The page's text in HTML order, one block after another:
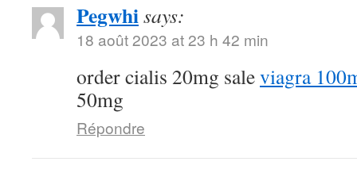
Pegwhisays:
18 août 2023 at 23 h 42 min
order cialis 20mg saleviagra
50mg
Répondre